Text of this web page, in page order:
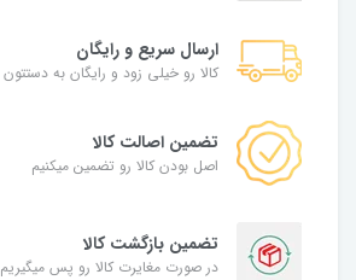
ارسال سریع و رایگان
کالا رو خیلی زود و رایگان به دستتون
تضمین اصالت کالا
اصل بودن کالا رو تضمین میکنیم
تضمین بازگشت کالا
در صورت مغایرت کالا رو پس میگیریم